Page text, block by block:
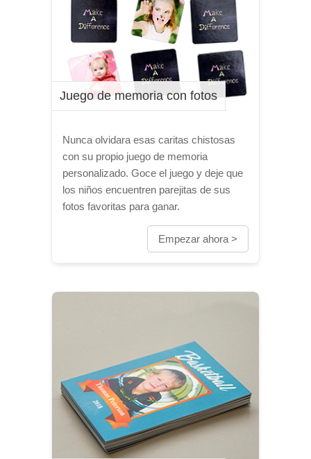
Juego de memoria con fotos
Nunca olvidara esas caritas chistosas
con su propio juego de memoria
personalizado. Goce el juego y deje que
los niños encuentren parejitas de sus
fotos favoritas para ganar.
Empezar ahora >